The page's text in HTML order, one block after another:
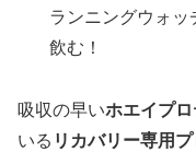
ランニングウォッ
飲む！
吸収の早いホエイプ
いる リカバリー専用